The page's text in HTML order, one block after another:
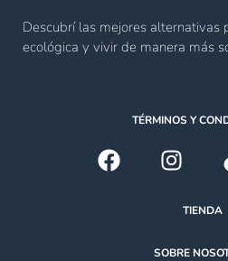
Descubrí las mejores alternativas
ecológica y vivir de manera más
TÉRMINOS Y
TIENDA
SOBRE